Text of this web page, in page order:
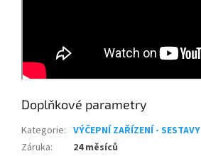
Doplňkové parametry
Kategorie: VÝČEPNÍ ZAŘÍZENÍ - SESTAVY
Záruka: 24 měsíců